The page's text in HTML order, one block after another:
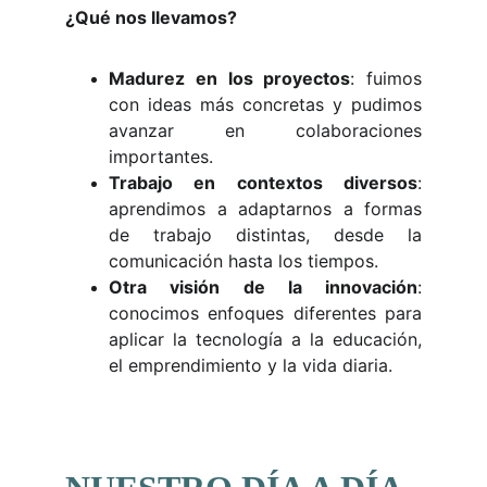
¿Qué nos llevamos?
Madurez en los proyectos: fuimos
con ideas más concretas y pudimos
avanzar en colaboraciones
importantes.
Trabajo en contextos diversos:
aprendimos a adaptarnos a formas
de trabajo distintas, desde la
comunicación hasta los tiempos.
Otra visión de la innovación:
conocimos enfoques diferentes para
aplicar la tecnología a la educación,
el emprendimiento y la vida diaria.